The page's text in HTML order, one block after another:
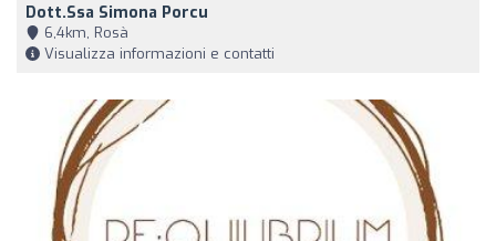
Dott.ssa Simona Porcu
6,4km, Rosà
Visualizza informazioni e contatti